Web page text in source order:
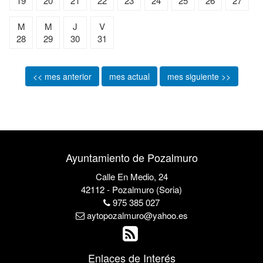
M
28
M
29
J
30
V
31
<< mes anterior mes actual mes siguiente >>
Ayuntamiento de Pozalmuro
Calle En Medio, 24
42112 - Pozalmuro (Soria)
975 385 027
aytopozalmuro@yahoo.es
Enlaces de Interés